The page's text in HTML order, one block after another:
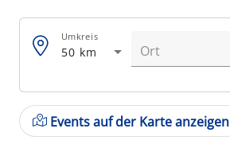
50 km
Umkreis
Events auf der Karte anzeigen